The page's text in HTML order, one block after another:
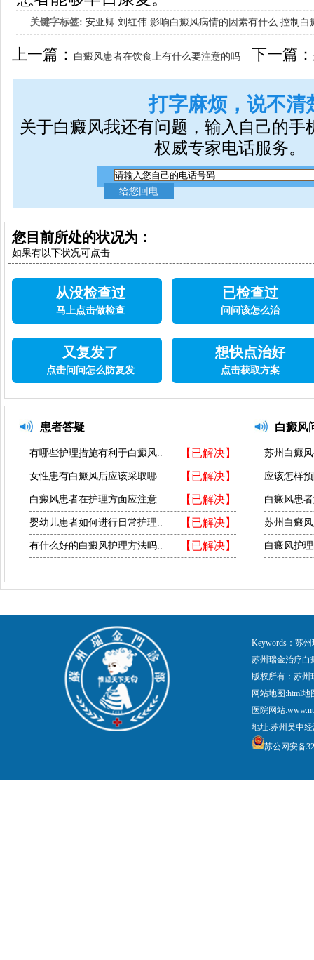
关键字标签: 安亚卿 刘红伟 影响白癜风病情的因素有什么 控制白
女生应该如何治疗呢
上一篇： 白癜风患者在饮食上有什么要注意的吗 下一篇：
打字麻烦，说不清
关于白癜风我还有问题，输入自己的手
权威专家电话服务。
您目前所处的状况为：
如果有以下状况可点击
从没检查过
马上点击做检查
已检查过
问问该怎么治
又复发了
点击问问怎么防复发
想快点治好
点击获取方案
患者答疑
【已解决】
有哪些护理措施有利于白癜风..
【已解决】
女性患有白癜风后应该采取哪..
【已解决】
白癜风患者在护理方面应注意..
【已解决】
婴幼儿患者如何进行日常护理..
【已解决】
有什么好的白癜风护理方法吗..
白癜风
苏州白癜
应该怎样
白癜风患
苏州白癜
白癜风护
Keywords：苏
苏州瑞金治疗白
版权所有：苏
网站地图:html地
医院网站
地址:苏州吴中
苏公网安备